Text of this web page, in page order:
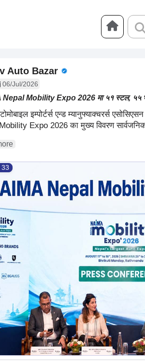
Auto Bazar
06/Jul/2026
Mobility Expo 2026 मा ५१ स्टल, ५५
इम्पोर्टर्स एन्ड म्यानुफ्याक्चरर्स
Expo 2026 का मुख्य विवरण